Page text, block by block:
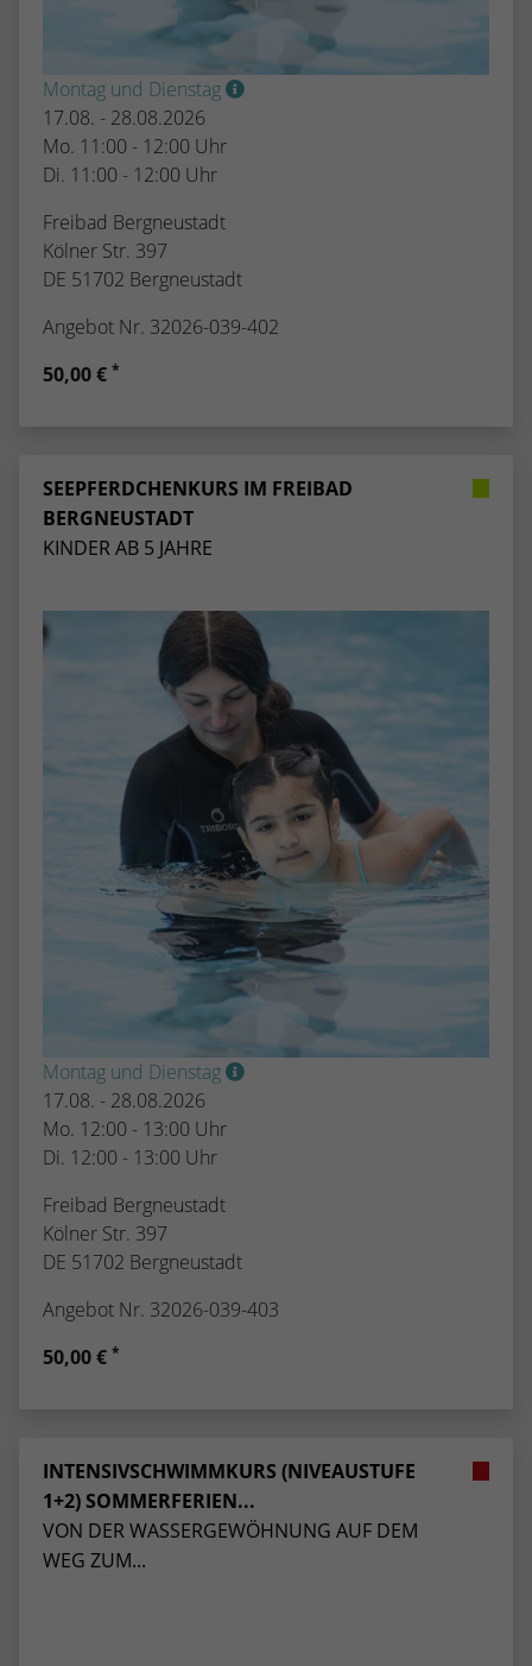
Montag und Dienstag
17.08. - 28.08.2026
Mo. 11:00 - 12:00 Uhr
Di. 11:00 - 12:00 Uhr
Freibad Bergneustadt
Kölner Str. 397
DE 51702 Bergneustadt
Angebot Nr. 32026-039-402
50,00 € *
SEEPFERDCHENKURS IM FREIBAD
BERGNEUSTADT
KINDER AB 5 JAHRE
Montag und Dienstag
17.08. - 28.08.2026
Mo. 12:00 - 13:00 Uhr
Di. 12:00 - 13:00 Uhr
Freibad Bergneustadt
Kölner Str. 397
DE 51702 Bergneustadt
Angebot Nr. 32026-039-403
50,00 € *
INTENSIVSCHWIMMKURS (NIVEAUSTUFE
1+2) SOMMERFERIEN...
VON DER WASSERGEWÖHNUNG AUF DEM
WEG ZUM...
kann der eingeloggte Benutzer
wiedererkannt werden und es wird ihm
Zugang zu geschützten Bereichen gewährt.
speichern Informationen anonym und
weisen eine randoly generierte Nummer
zu, um eindeutige Besucher zu
identifizieren.
Name _gid
Anbieter Google Analytics
Laufzeit 1 Tag
Dieses Cookie wird von Google Analytics
erhobenen Daten umfassen die Anzahl der
Besucher, die Quelle, aus der sie
stammen, und die Seiten in anonymisierter
Name _dc_gtm_UA-53600496-1
Google Analytics
1 Minute
Dieser Cookie identifiziert die Besucher
nach Alter, Geschlecht oder Interessen
und nutzt dazu den DoubleClick des
Google Tag Manager, um die gezielte
Anzeigenplatzierung zu vereinfachen.